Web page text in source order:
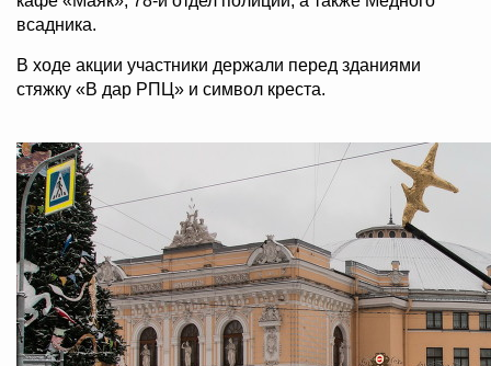
всадника.
В ходе акции участники держали перед зданиями
стяжку «В дар РПЦ» и символ креста.